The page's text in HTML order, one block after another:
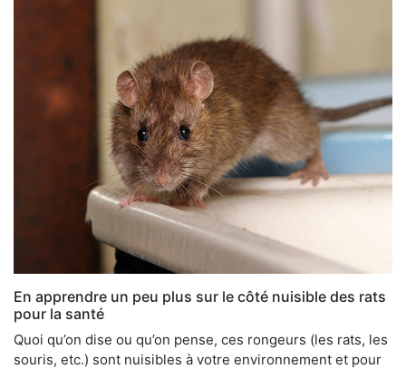
En apprendre un peu plus sur le côté nuisible des rats
pour la santé
Quoi qu’on dise ou qu’on pense, ces rongeurs (les rats, les
souris, etc.) sont nuisibles à votre environnement et pour